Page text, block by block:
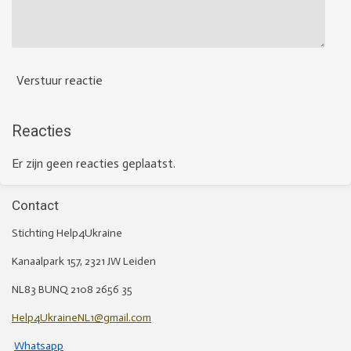
Verstuur reactie
Reacties
Er zijn geen reacties geplaatst.
Contact
Stichting Help4Ukraine
Kanaalpark 157, 2321 JW Leiden
NL83 BUNQ 2108 2656 35
Help4UkraineNL1@gmail.com
Whatsapp